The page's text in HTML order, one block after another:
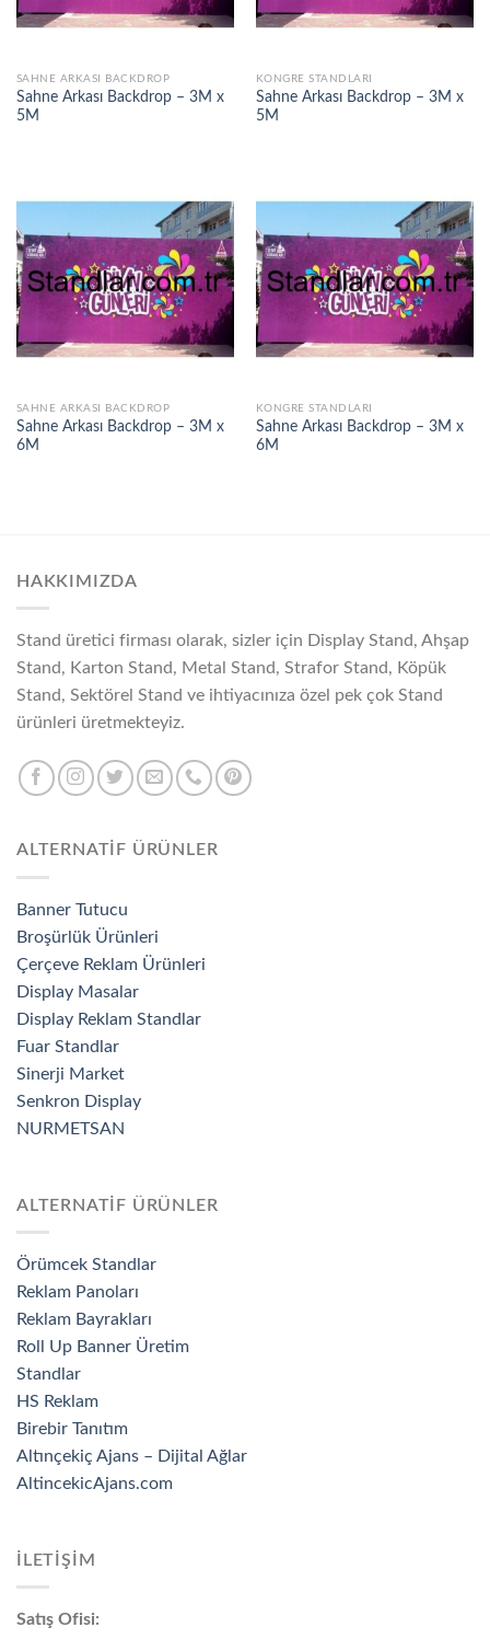
SAHNE ARKASI BACKDROP
Sahne Arkası Backdrop – 3M x
5M
KONGRE STANDLARI
Sahne Arkası Backdrop – 3M x
5M
SAHNE ARKASI BACKDROP
Sahne Arkası Backdrop – 3M x
6M
KONGRE STANDLARI
Sahne Arkası Backdrop – 3M x
6M
HAKKIMIZDA
Stand üretici firması olarak, sizler için Display Stand, Ahşap
Stand, Karton Stand, Metal Stand, Strafor Stand, Köpük
Stand, Sektörel Stand ve ihtiyacınıza özel pek çok Stand
ürünleri üretmekteyiz.
ALTERNATİF ÜRÜNLER
Banner Tutucu
Broşürlük Ürünleri
Çerçeve Reklam Ürünleri
Display Masalar
Display Reklam Standlar
Fuar Standlar
Sinerji Market
Senkron Display
NURMETSAN
ALTERNATİF ÜRÜNLER
Örümcek Standlar
Reklam Panoları
Reklam Bayrakları
Roll Up Banner Üretim
Standlar
HS Reklam
Birebir Tanıtım
Altınçekiç Ajans – Dijital Ağlar
AltincekicAjans.com
İLETİŞİM
Satış Ofisi: